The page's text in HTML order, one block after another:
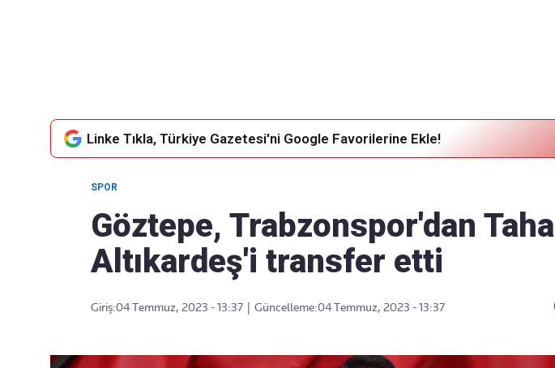
Linke Tıkla, Türkiye Gazetesi'ni Google Favorilerine Ekle!
SPOR
Göztepe, Trabzonspor'dan Taha
Altıkardeş'i transfer etti
Giriş:04 Temmuz, 2023 - 13:37 Güncelleme:04 Temmuz, 2023 - 13:37